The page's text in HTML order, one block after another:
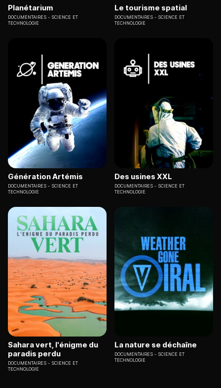
Planétarium
DOCUMENTAIRES
SCIENCE ET
TECHNOLOGIE
Le tourisme spatial
DOCUMENTAIRES
SCIENCE ET
TECHNOLOGIE
Génération Artémis
DOCUMENTAIRES
SCIENCE ET
TECHNOLOGIE
Des usines XXL
DOCUMENTAIRES
SCIENCE ET
TECHNOLOGIE
Sahara vert, l'énigme du
paradis perdu
DOCUMENTAIRES
SCIENCE ET
TECHNOLOGIE
La nature se déchaîne
DOCUMENTAIRES
SCIENCE ET
TECHNOLOGIE